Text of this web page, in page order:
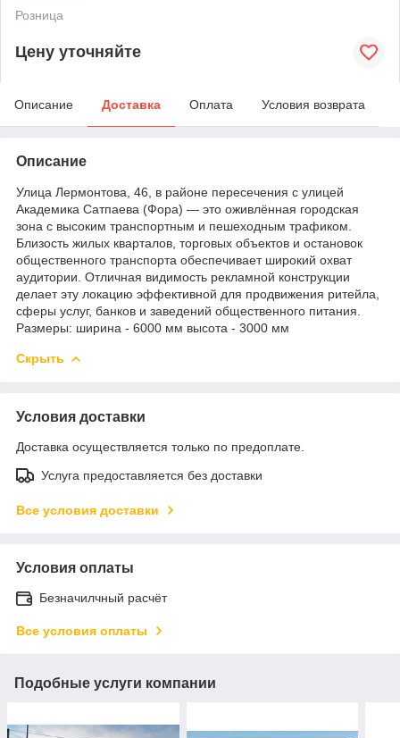
Розница
Цену уточняйте
Описание Доставка Оплата Условия возврата
Описание
Улица Лермонтова, 46, в районе пересечения с улицей
Академика Сатпаева (Фора) — это оживлённая городская
зона с высоким транспортным и пешеходным трафиком.
Близость жилых кварталов, торговых объектов и остановок
общественного транспорта обеспечивает широкий охват
аудитории. Отличная видимость рекламной конструкции
делает эту локацию эффективной для продвижения ритейла,
сферы услуг, банков и заведений общественного питания.
Размеры: ширина - 6000 мм высота - 3000 мм
Скрыть
Условия доставки
Доставка осуществляется только по предоплате.
Услуга предоставляется без доставки
Все условия доставки
Условия оплаты
Безначилчный расчёт
Все условия оплаты
Подобные услуги компании